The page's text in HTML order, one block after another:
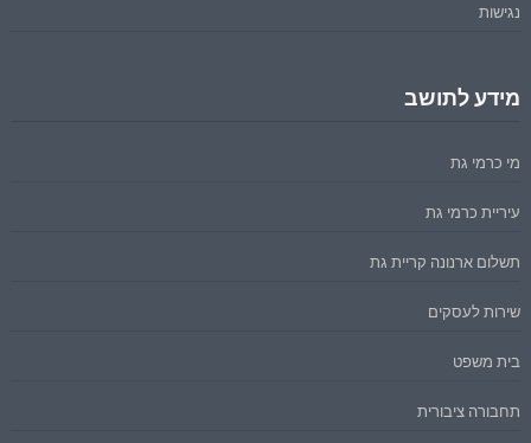
נגישות
מידע לתושב
מי כרמי גת
עיריית כרמי גת
תשלום ארנונה קריית גת
שירות לעסקים
בית משפט
תחבורה ציבורית